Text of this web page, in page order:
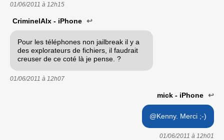
01/06/2011 à 12h15
CriminelAlx - iPhone ↩
Pour les téléphones non jailbreak il y a
des explorateurs de fichiers, il faudrait
creuser de ce coté là je pense. ?
01/06/2011 à 12h07
mick - iPhone ↩
@Kenny. Merci ;-)
01/06/2011 à 12h01